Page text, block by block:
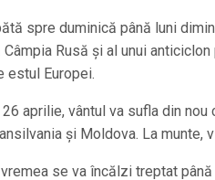
spre duminică până luni
Rusă și al unui
estul Europei.
aprilie, vântul va sufla din
și Moldova. La munte,
se va încălzi treptat